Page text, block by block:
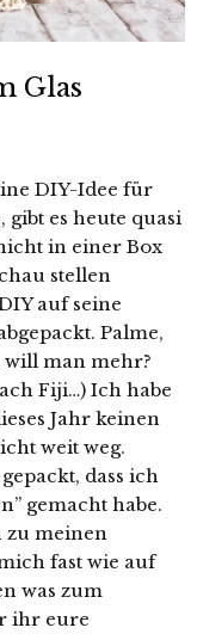
Glas
DIY-Idee für
es heute quasi
in einer Box
stellen
auf seine
Palme,
will man mehr?
Fiji…) Ich habe
Jahr keinen
weit weg.
dass ich
gemacht habe.
zu meinen
fast wie auf
was zum
ihr eure